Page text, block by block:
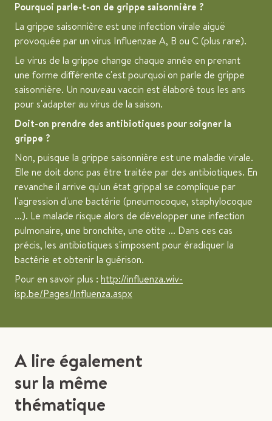
Pourquoi parle-t-on de grippe saisonnière ?
La grippe saisonnière est une infection virale aiguë
provoquée par un virus Influenzae A, B ou C (plus rare).
Le virus de la grippe change chaque année en prenant
une forme différente c'est pourquoi on parle de grippe
saisonnière. Un nouveau vaccin est élaboré tous les ans
pour s'adapter au virus de la saison.
Doit-on prendre des antibiotiques pour soigner la
grippe ?
Non, puisque la grippe saisonnière est une maladie virale.
Elle ne doit donc pas être traitée par des antibiotiques. En
revanche il arrive qu'un état grippal se complique par
l'agression d'une bactérie (pneumocoque, staphylocoque
...). Le malade risque alors de développer une infection
pulmonaire, une bronchite, une otite ... Dans ces cas
précis, les antibiotiques s'imposent pour éradiquer la
bactérie et obtenir la guérison.
Pour en savoir plus : http://influenza.wiv-
isp.be/Pages/Influenza.aspx
A lire également
sur la même
thématique